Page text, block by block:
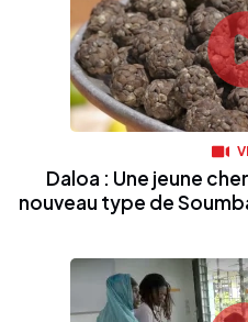
Daloa : Une jeune
nouveau type de